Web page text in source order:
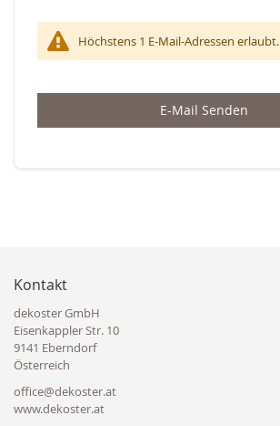
Höchstens 1 E-Mail-Adressen erlaubt.
E-Mail Senden
Kontakt
dekoster GmbH
Eisenkappler Str. 10
9141 Eberndorf
Österreich
office@dekoster.at
www.dekoster.at